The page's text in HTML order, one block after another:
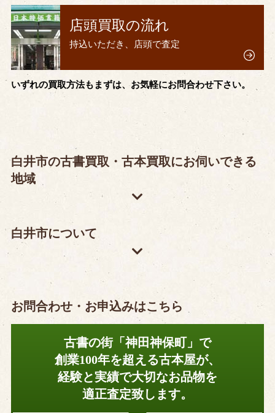
店頭買取の流れ
持込いただき、店頭で査定
いずれの買取方法もまずは、お気軽にお問合わせ下さい。
白井市の古書買取・古本買取にお伺いできる
地域
白井市について
お問合わせ・お申込みはこちら
古書の街「神田神保町」で
創業100年を超える古本屋が、
経験と実績で大切なお品物を
適正査定致します。